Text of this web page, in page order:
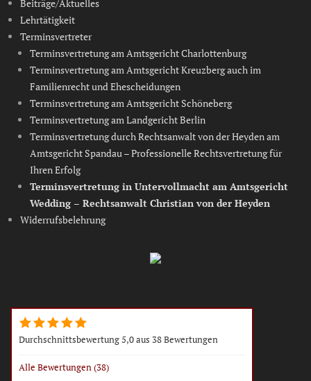
m
i
Beiträge/Aktuelles
Lehrtätigkeit
Terminsvertreter
Terminsvertretung am Amtsgericht Charlottenburg
Terminsvertretung am Amtsgericht Kreuzberg auch im
Familienrecht und Ehescheidungen
Terminsvertretung am Amtsgericht Schöneberg
Terminsvertretung am Landgericht Berlin
Terminsvertretung durch Rechtsanwalt von der Heyden am
Amtsgericht Spandau – Professionelle Rechtsvertretung für
Ihren Erfolg
Terminsvertretung in Untervollmacht am Amtsgericht
Wedding – Rechtsanwalt Christian von der Heyden
Widerrufsbelehrung
Durchschnittsbewertung 5,0 aus 38 Bewertungen
Alle Bewertungen (38)